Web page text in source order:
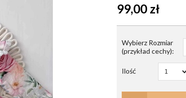
99,00 zł
Wybierz Rozmiar
(przykład cechy):
Ilość